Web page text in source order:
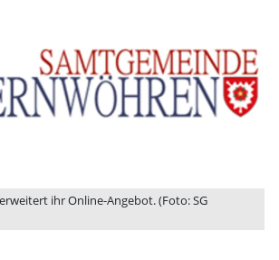
ihr Online-Angebot. (Foto: SG